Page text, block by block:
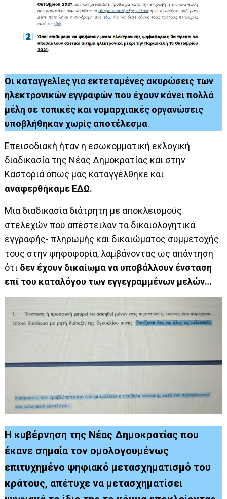
Οι καταγγελίες για εκτεταμένες ακυρώσεις των
ηλεκτρονικών εγγραφών που έχουν κάνει πολλά
μέλη σε τοπικές και νομαρχιακές οργανώσεις
υποβλήθηκαν χωρίς αποτέλεσμα.
Επεισοδιακή ήταν η εσωκομματική εκλογική
διαδικασία της Νέας Δημοκρατίας και στην
Καστοριά όπως μας καταγγέλθηκε και
αναφερθήκαμε ΕΔΩ.
Μια διαδικασία διάτρητη με αποκλεισμούς
στελεχών που απέστειλαν τα δικαιολογητικά
εγγραφής- πληρωμής και δικαιώματος συμμετοχής
τους στην ψηφοφορία, λαμβάνοντας ως απάντηση
ότι δεν έχουν δικαίωμα να υποβάλλουν ένσταση
επί του καταλόγου των εγγεγραμμένων μελών…
Η κυβέρνηση της Νέας Δημοκρατίας που
έκανε σημαία τον ομολογουμένως
επιτυχημένο ψηφιακό μετασχηματισμό του
κράτους, απέτυχε να μετασχηματίσει